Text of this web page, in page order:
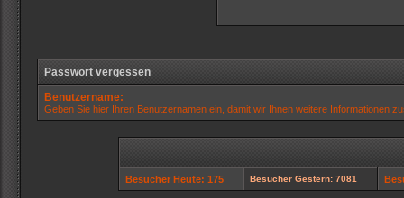
Passwort vergessen
Benutzername:
Geben Sie hier Ihren Benutzernamen ein, damit wir Ihnen weitere Informationen
Besucher Heute: 175 Besucher Gestern: 7081